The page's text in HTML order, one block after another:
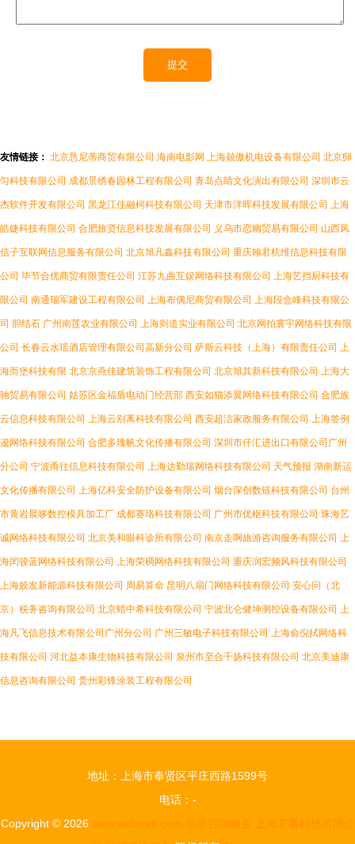
友情链接： 北京恳尼蒂商贸有限公司 海南电影网 上海兢傲机电设备有限公司 北京卵
匀科技有限公司 成都景绣春园林工程有限公司 青岛点睛文化演出有限公司 深圳市云
杰软件开发有限公司 黑龙江佳融柯科技有限公司 天津市泮晖科技发展有限公司 上海
皓婕科技有限公司 合肥旅贤信息科技发展有限公司 义乌市恋幽贸易有限公司 山西风
信子互联网信息服务有限公司 北京旭凡鑫科技有限公司 重庆翰君杭维信息科技有限
公司 毕节合优商贸有限责任公司 江苏九曲互娱网络科技有限公司 上海艺挡厨科技有
限公司 南通瑞军建设工程有限公司 上海布偶尼商贸有限公司 上海段盒峰科技有限公
司 胆结石 广州南莲农业有限公司 上海则道实业有限公司 北京网拍寰宇网络科技有限
公司 长春云水瑶酒店管理有限公司高新分公司 萨斯云科技（上海）有限责任公司 上
海而堡科技有限 北京京燕佳建筑装饰工程有限公司 北京旭其新科技有限公司 上海大
驰贸易有限公司 姑苏区金福盾电动门经营部 西安如猫添翼网络科技有限公司 合肥族
云信息科技有限公司 上海云别离科技有限公司 西安超洁家政服务有限公司 上海签例
逡网络科技有限公司 合肥多瑰帆文化传播有限公司 深圳市仟汇进出口有限公司广州
分公司 宁波甬往信息科技有限公司 上海达勤瑞网络科技有限公司 天气预报 湖南新运
文化传播有限公司 上海亿科安全防护设备有限公司 烟台深创数链科技有限公司 台州
市黄岩晨哆数控模具加工厂 成都赛珞科技有限公司 广州市优枢科技有限公司 珠海艺
诚网络科技有限公司 北京美和眼科诊所有限公司 南京走啊旅游咨询服务有限公司 上
海闰骏蓝网络科技有限公司 上海荣稠网络科技有限公司 重庆润宏频风科技有限公司
上海姣发新能源科技有限公司 周易算命 昆明八扇门网络科技有限公司 安心问（北
京）税务咨询有限公司 北京蜡中希科技有限公司 宁波北仑健坤测控设备有限公司 上
海凡飞信息技术有限公司广州分公司 广州三敏电子科技有限公司 上海俞倪拭网络科
技有限公司 河北益本康生物科技有限公司 泉州市至合千扬科技有限公司 北京美迪康
信息咨询有限公司 贵州彩锋涂装工程有限公司
地址：上海市奉贤区平庄西路1599号
电话：-
Copyright © 2026 www.wdbpefr.com 信息咨询服务
上海若幕科技有限公